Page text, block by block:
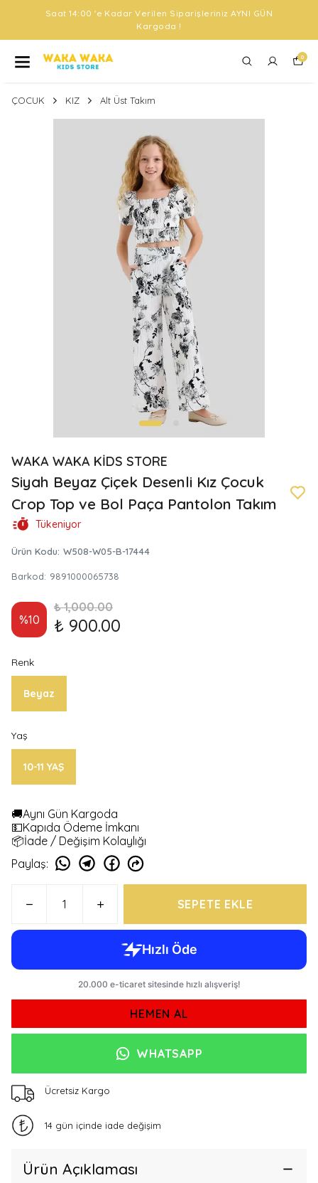
Saat 14:00 'e Kadar Verilen Siparişleriniz AYNI GÜN
Kargoda !
0
ÇOCUK KIZ Alt Üst Takım
WAKA WAKA KİDS STORE
Siyah Beyaz Çiçek Desenli Kız Çocuk
Crop Top ve Bol Paça Pantolon Takım
Tükeniyor
Ürün Kodu: W508-W05-B-17444
Barkod: 9891000065738
%10
₺ 1,000.00
₺ 900.00
Renk
Beyaz
Yaş
10-11 YAŞ
🚚Aynı Gün Kargoda
💵Kapıda Ödeme İmkanı
📦İade / Değişim Kolaylığı
Paylaş:
SEPETE EKLE
HEMEN AL
WHATSAPP
Ücretsiz Kargo
14 gün içinde iade değişim
Ürün Açıklaması